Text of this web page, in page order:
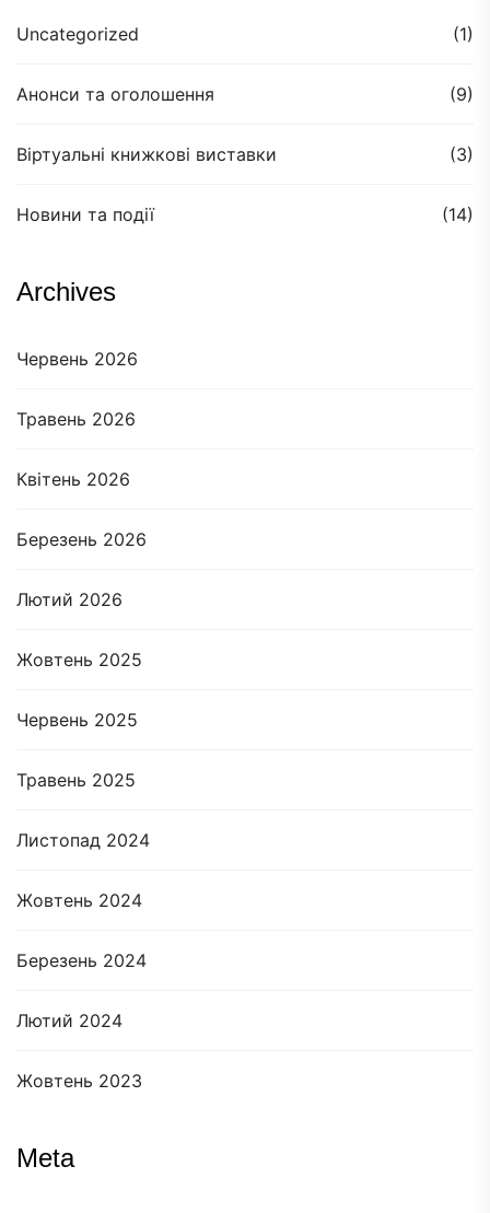
Uncategorized (1)
Анонси та оголошення (9)
Віртуальні книжкові виставки (3)
Новини та події (14)
Archives
Червень 2026
Травень 2026
Квітень 2026
Березень 2026
Лютий 2026
Жовтень 2025
Червень 2025
Травень 2025
Листопад 2024
Жовтень 2024
Березень 2024
Лютий 2024
Жовтень 2023
Meta